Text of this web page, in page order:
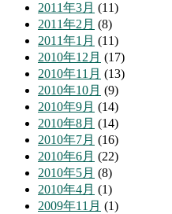
2011年3月 (11)
2011年2月 (8)
2011年1月 (11)
2010年12月 (17)
2010年11月 (13)
2010年10月 (9)
2010年9月 (14)
2010年8月 (14)
2010年7月 (16)
2010年6月 (22)
2010年5月 (8)
2010年4月 (1)
2009年11月 (1)